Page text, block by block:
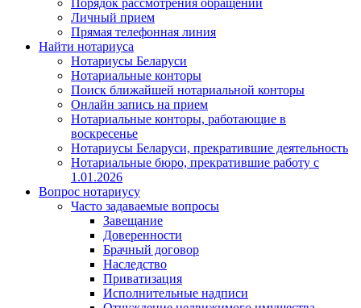
Порядок рассмотрения обращений
Личный прием
Прямая телефонная линия
Найти нотариуса
Нотариусы Беларуси
Нотариальные конторы
Поиск ближайшей нотариальной конторы
Онлайн запись на прием
Нотариальные конторы, работающие в
воскресенье
Нотариусы Беларуси, прекратившие деятельность
Нотариальные бюро, прекратившие работу с
1.01.2026
Вопрос нотариусу
Часто задаваемые вопросы
Завещание
Доверенности
Брачный договор
Наследство
Приватизация
Исполнительные надписи